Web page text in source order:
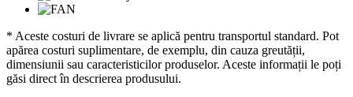
* Aceste costuri de livrare se aplică pentru transportul standard. Pot
apărea costuri suplimentare, de exemplu, din cauza greutății,
dimensiunii sau caracteristicilor produselor. Aceste informații le poți
găsi direct în descrierea produsului.